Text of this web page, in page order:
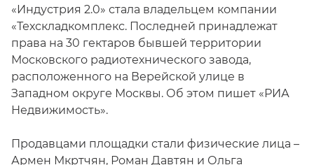
«Индустрия 2.0» стала владельцем компании
«Техскладкомплекс. Последней принадлежат
права на 30 гектаров бывшей территории
Московского радиотехнического завода,
расположенного на Верейской улице в
Западном округе Москвы. Об этом пишет «РИА
Недвижимость».
Продавцами площадки стали физические лица –
Армен Мкртчян, Роман Давтян и Ольга